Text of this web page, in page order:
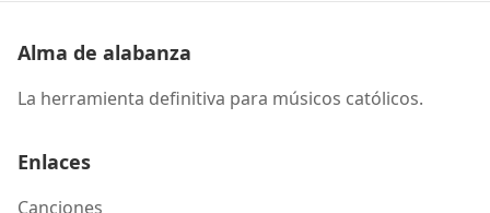
Alma de alabanza
La herramienta definitiva para músicos católicos.
Enlaces
Canciones